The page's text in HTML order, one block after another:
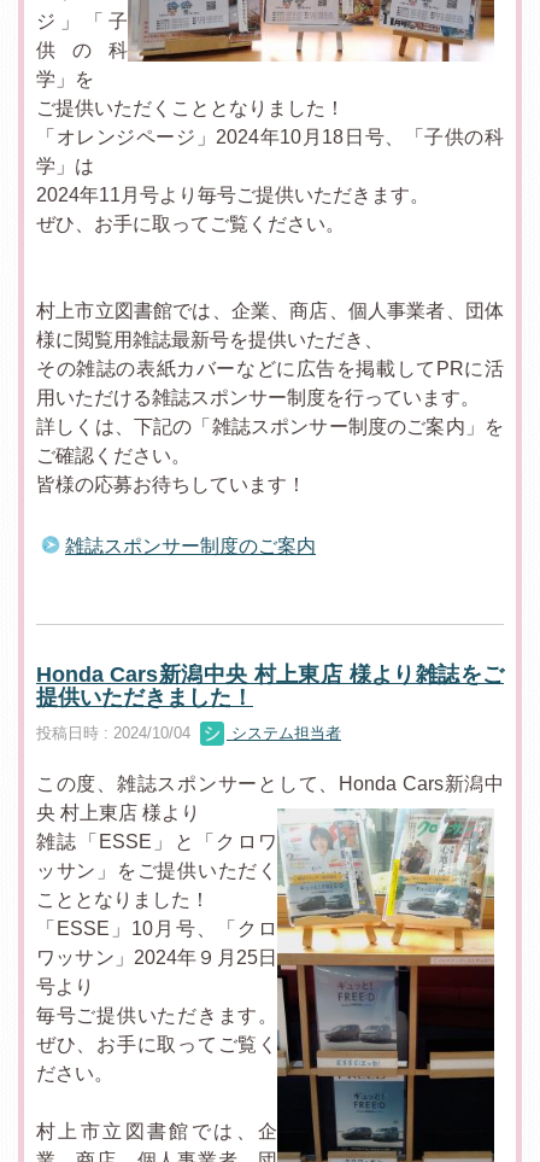
ジ」「子
供の科
学」を
ご提供いただくこととなりました！
「オレンジページ」2024年10月18日号、「子供の科
学」は
2024年11月号より毎号ご提供いただきます。
ぜひ、お手に取ってご覧ください。
村上市立図書館では、企業、商店、個人事業者、団体
様に閲覧用雑誌最新号を提供いただき、
その雑誌の表紙カバーなどに広告を掲載してPRに活
用いただける雑誌スポンサー制度を行っています。
詳しくは、下記の「雑誌スポンサー制度のご案内」を
ご確認ください。
皆様の応募お待ちしています！
雑誌スポンサー制度のご案内
Honda Cars新潟中央 村上東店 様より雑誌をご
提供いただきました！
投稿日時 : 2024/10/04 システム担当者
この度、雑誌スポンサーとして、Honda Cars新潟中
央 村上東店 様より
雑誌「ESSE」と「クロワ
ッサン」をご提供いただく
こととなりました！
「ESSE」10月号、「クロ
ワッサン」2024年９月25日
号より
毎号ご提供いただきます。
ぜひ、お手に取ってご覧く
ださい。
村上市立図書館では、企